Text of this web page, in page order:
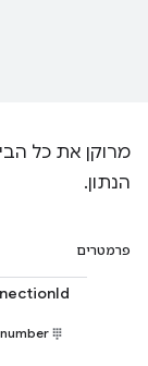
מרוקן את כל
הנתון.
פרמטרים
number